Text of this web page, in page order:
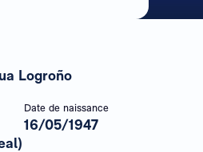
Logroño
Date de naissance
16/05/1947